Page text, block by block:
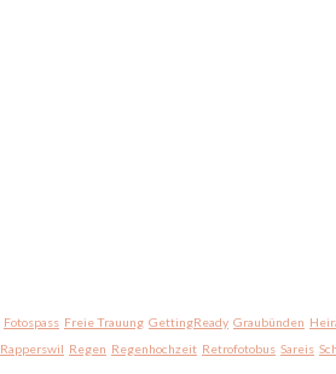
Fotospass Freie Trauung GettingReady Graubünden
Rapperswil Regen Regenhochzeit Retrofotobus Sareis